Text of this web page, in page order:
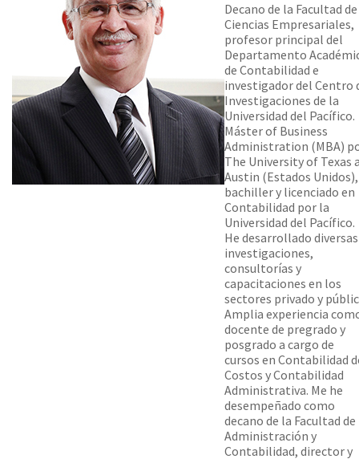
Decano de la Facultad de
Ciencias Empresariales,
profesor principal del
Departamento
de Contabilidad e
investigador del Centro
Investigaciones de la
Universidad del Pacífico.
Máster of Business
Administration (MBA)
The University of Texas
Austin (Estados Unidos),
bachiller y licenciado en
Contabilidad por la
Universidad del Pacífico.
He desarrollado diversas
investigaciones,
consultorías y
capacitaciones en los
sectores privado y
Amplia experiencia
docente de pregrado y
posgrado a cargo de
cursos en Contabilidad
Costos y Contabilidad
Administrativa. Me he
desempeñado como
decano de la Facultad de
Administración y
Contabilidad, director y